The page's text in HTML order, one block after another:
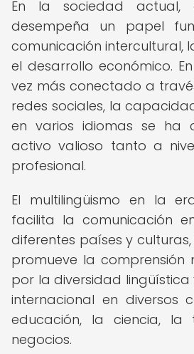
En la sociedad actual,
desempeña un papel
comunicación intercultural,
el desarrollo económico.
vez más conectado a
redes sociales, la
en varios idiomas se ha
activo valioso tanto a
profesional.
El multilingüismo en la
facilita la comunicación
diferentes países y
promueve la comprensión
por la diversidad
internacional en diversos
educación, la ciencia, la
negocios.